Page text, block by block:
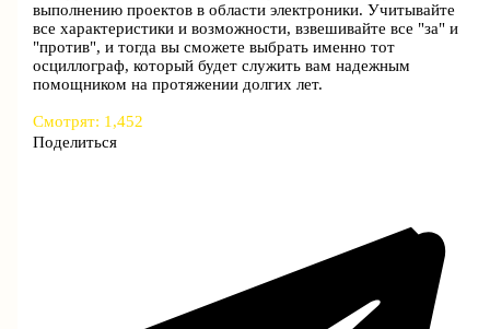
выполнению проектов в области электроники. Учитывайте
все характеристики и возможности, взвешивайте все "за" и
"против", и тогда вы сможете выбрать именно тот
осциллограф, который будет служить вам надежным
помощником на протяжении долгих лет.
Смотрят: 1,452
Поделиться